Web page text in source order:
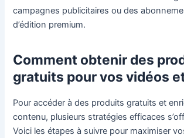
campagnes publicitaires ou des
d’édition premium.
Comment obtenir des
gratuits pour vos vidéos
Pour accéder à des produits gratuits et
contenu, plusieurs stratégies efficaces
Voici les étapes à suivre pour maximiser